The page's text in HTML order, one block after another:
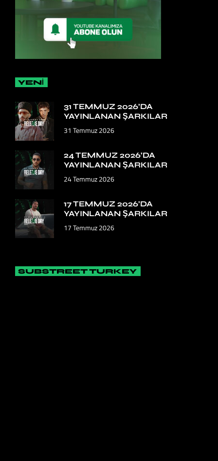
YENİ
31 TEMMUZ 2026’DA
YAYINLANAN ŞARKILAR
31 Temmuz 2026
24 TEMMUZ 2026’DA
YAYINLANAN ŞARKILAR
24 Temmuz 2026
17 TEMMUZ 2026’DA
YAYINLANAN ŞARKILAR
17 Temmuz 2026
SUBSTREET TURKEY